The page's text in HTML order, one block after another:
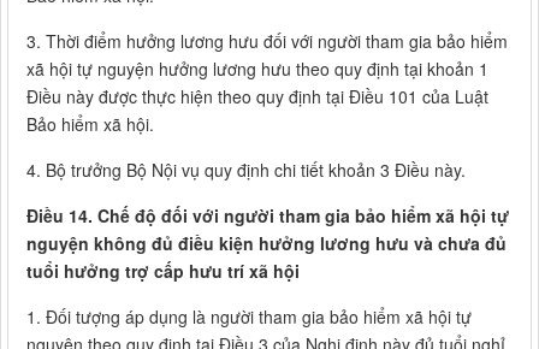
3. Thời điểm hưởng lương hưu đối với người tham gia bảo hiểm
xã hội tự nguyện hưởng lương hưu theo quy định tại khoản 1
Điều này được thực hiện theo quy định tại Điều 101 của Luật
Bảo hiểm xã hội.
4. Bộ trưởng Bộ Nội vụ quy định chi tiết khoản 3 Điều này.
Điều 14. Chế độ đối với người tham gia bảo hiểm xã hội tự
nguyện không đủ điều kiện hưởng lương hưu và chưa đủ
tuổi hưởng trợ cấp hưu trí xã hội
1. Đối tượng áp dụng là người tham gia bảo hiểm xã hội tự